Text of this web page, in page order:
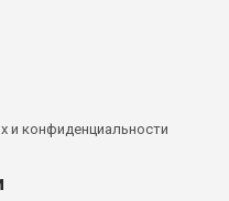
и конфиденциальности